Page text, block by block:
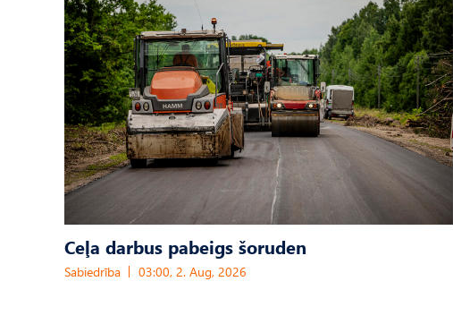
Ceļa darbus pabeigs šoruden
Sabiedrība 03:00, 2. Aug, 2026